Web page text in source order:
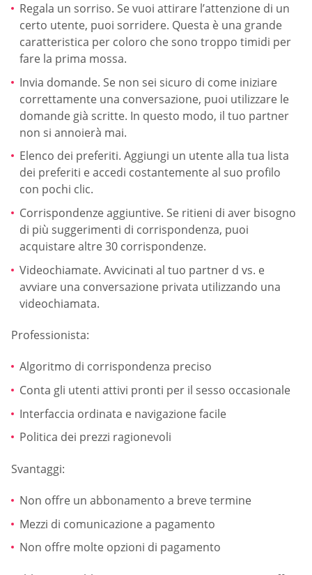
Regala un sorriso. Se vuoi attirare l’attenzione di un
certo utente, puoi sorridere. Questa è una grande
caratteristica per coloro che sono troppo timidi per
fare la prima mossa.
Invia domande. Se non sei sicuro di come iniziare
correttamente una conversazione, puoi utilizzare le
domande già scritte. In questo modo, il tuo partner
non si annoierà mai.
Elenco dei preferiti. Aggiungi un utente alla tua lista
dei preferiti e accedi costantemente al suo profilo
con pochi clic.
Corrispondenze aggiuntive. Se ritieni di aver bisogno
di più suggerimenti di corrispondenza, puoi
acquistare altre 30 corrispondenze.
Videochiamate. Avvicinati al tuo partner d vs. e
avviare una conversazione privata utilizzando una
videochiamata.
Professionista:
Algoritmo di corrispondenza preciso
Conta gli utenti attivi pronti per il sesso occasionale
Interfaccia ordinata e navigazione facile
Politica dei prezzi ragionevoli
Svantaggi:
Non offre un abbonamento a breve termine
Mezzi di comunicazione a pagamento
Non offre molte opzioni di pagamento